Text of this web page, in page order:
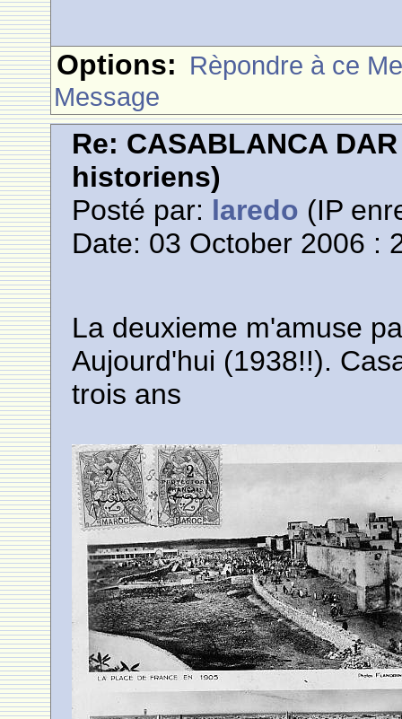
Options: Rèpondre à ce
Message
Re: CASABLANCA
historiens)
Posté par: laredo (IP
Date: 03 October 2006 :
La deuxieme m'amuse
Aujourd'hui (1938!!).
trois ans